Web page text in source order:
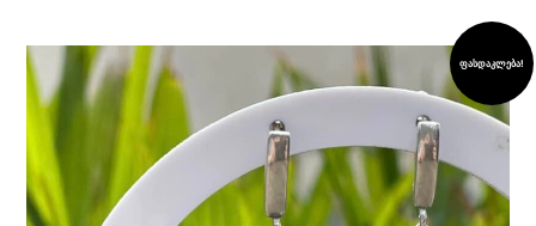
ფასდაკლება!